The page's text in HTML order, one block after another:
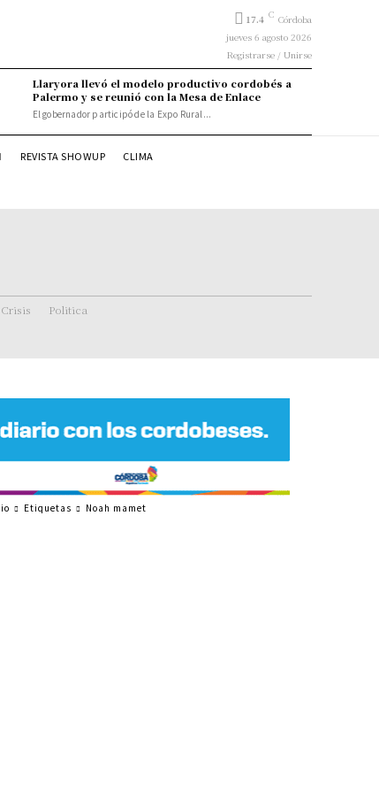
17.4 C Córdoba
jueves 6 agosto 2026
Registrarse / Unirse
Llaryora llevó el modelo productivo cordobés a
Palermo y se reunió con la Mesa de Enlace
El gobernador participó de la Expo Rural...
REVISTA SHOWUP CLIMA
Crisis Politica
Etiquetas Noah mamet